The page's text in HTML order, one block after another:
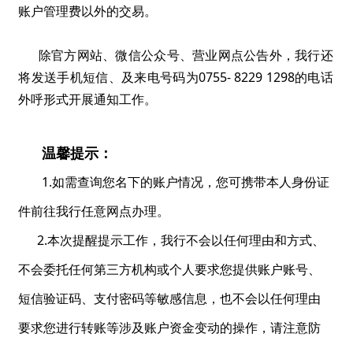
账户管理费以外的交易。
除官方网站、微信公众号、营业网点公告外，我行还
将发送手机短信、及来电号码为0755- 8229 1298的电话
外呼形式开展通知工作。
温馨提示：
1.如需查询您名下的账户情况，您可携带本人身份证
件前往我行任意网点办理。
2.本次提醒提示工作，我行不会以任何理由和方式、
不会委托任何第三方机构或个人要求您提供账户账号、
短信验证码、支付密码等敏感信息，也不会以任何理由
要求您进行转账等涉及账户资金变动的操作，请注意防